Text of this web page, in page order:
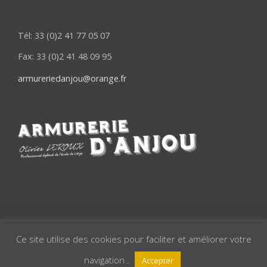
Tél: 33 (0)2 41 77 05 07
Fax: 33 (0)2 41 48 09 95
armureriedanjou@orange.fr
© 2020 Armurerie d'Anjou • Création Pub Décor Noirmoutier
Ce site utilise des cookies pour faciliter et améliorer votre
navigation .
Accepter